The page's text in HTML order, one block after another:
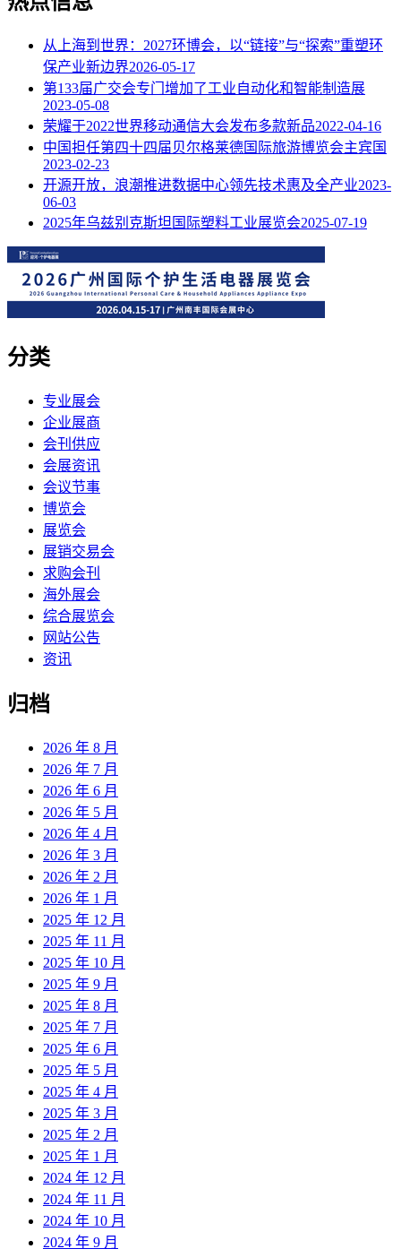
从上海到世界：2027环博会，以“链接”与“探索”重塑环
保产业新边界2026-05-17
第133届广交会专门增加了工业自动化和智能制造展
2023-05-08
荣耀于2022世界移动通信大会发布多款新品2022-04-16
中国担任第四十四届贝尔格莱德国际旅游博览会主宾国
2023-02-23
开源开放，浪潮推进数据中心领先技术惠及全产业2023-
06-03
2025年乌兹别克斯坦国际塑料工业展览会2025-07-19
分类
专业展会
企业展商
会刊供应
会展资讯
会议节事
博览会
展览会
展销交易会
求购会刊
海外展会
综合展览会
网站公告
资讯
归档
2026 年 8 月
2026 年 7 月
2026 年 6 月
2026 年 5 月
2026 年 4 月
2026 年 3 月
2026 年 2 月
2026 年 1 月
2025 年 12 月
2025 年 11 月
2025 年 10 月
2025 年 9 月
2025 年 8 月
2025 年 7 月
2025 年 6 月
2025 年 5 月
2025 年 4 月
2025 年 3 月
2025 年 2 月
2025 年 1 月
2024 年 12 月
2024 年 11 月
2024 年 10 月
2024 年 9 月